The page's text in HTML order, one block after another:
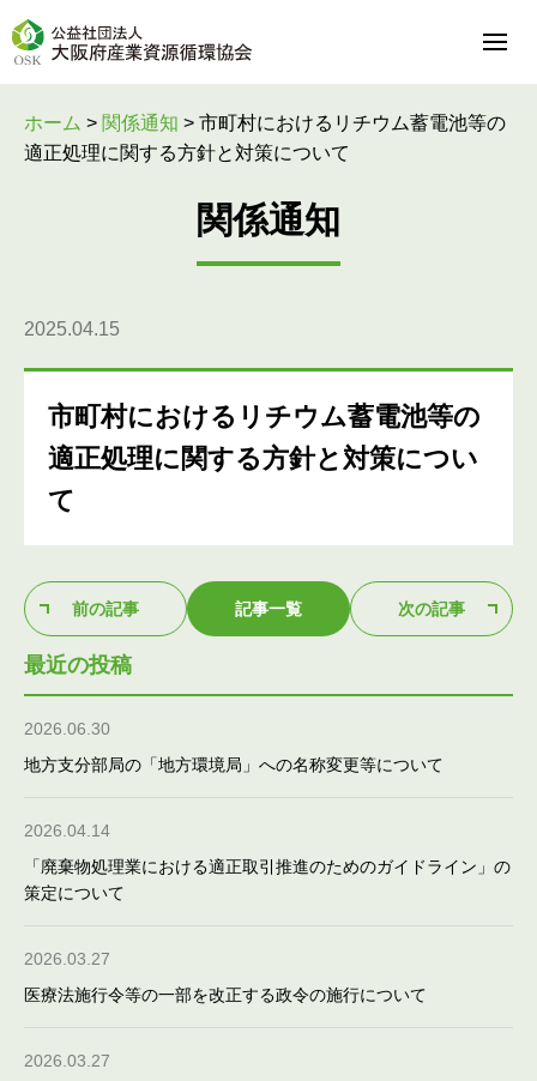
ホーム > 関係通知 > 市町村におけるリチウム蓄電池等の
適正処理に関する方針と対策について
関係通知
2025.04.15
市町村におけるリチウム蓄電池等の
適正処理に関する方針と対策につい
て
前の記事 記事一覧 次の記事
最近の投稿
2026.06.30
地方支分部局の「地方環境局」への名称変更等について
2026.04.14
「廃棄物処理業における適正取引推進のためのガイドライン」の
策定について
2026.03.27
医療法施行令等の一部を改正する政令の施行について
2026.03.27